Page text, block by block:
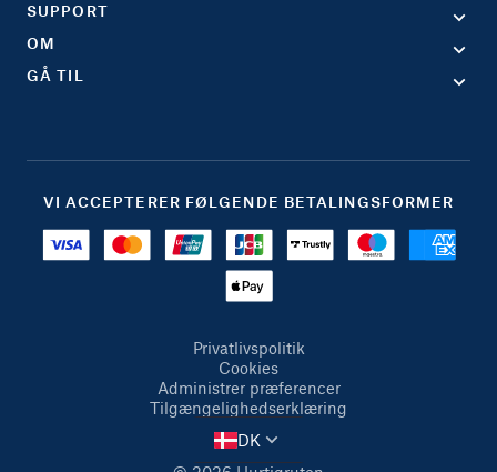
SUPPORT
OM
GÅ TIL
VI ACCEPTERER FØLGENDE BETALINGSFORMER
Privatlivspolitik
Cookies
Administrer præferencer
Tilgængelighedserklæring
DK